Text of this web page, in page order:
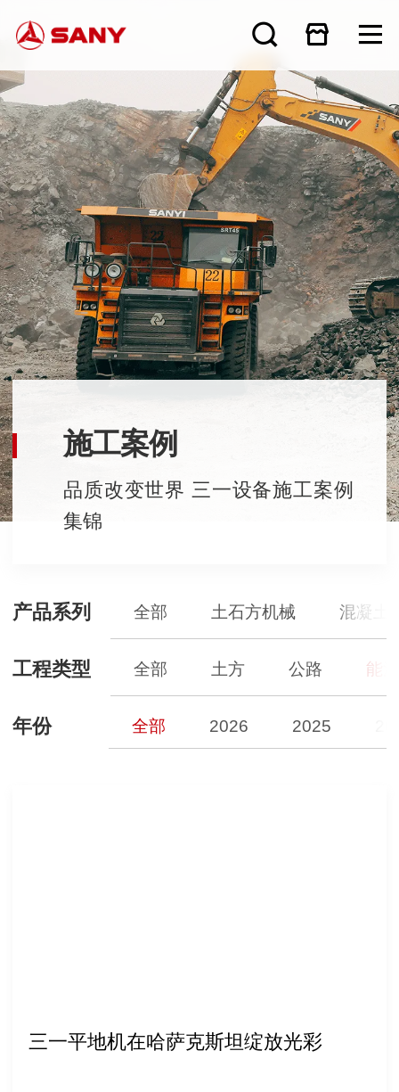
施工案例
品质改变世界 三一设备施工案例
集锦
产品系列 全部 土石方机械 混凝土
工程类型 全部 土方 公路 能
年份 全部 2026 2025
三一平地机在哈萨克斯坦绽放光彩